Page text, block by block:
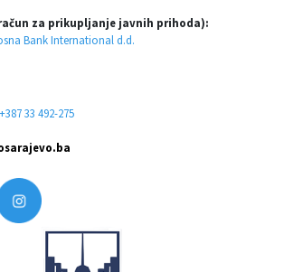
za prikupljanje javnih prihoda):
Bank International d.d.
33 492-275